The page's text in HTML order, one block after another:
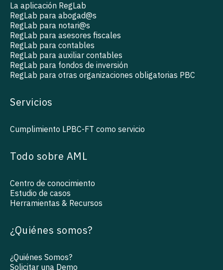
La aplicación RegLab
RegLab para abogad@s
RegLab para notari@s
RegLab para asesores fiscales
RegLab para contables
RegLab para auxiliar contables
RegLab para fondos de inversión
RegLab para otras organizaciones obligatorias PBC
Servicios
Cumplimiento LPBC-FT como servicio
Todo sobre AML
Centro de conocimiento
Estudio de casos
Herramientas & Recursos
¿Quiénes somos?
¿Quiénes Somos?
Solicitar una Demo